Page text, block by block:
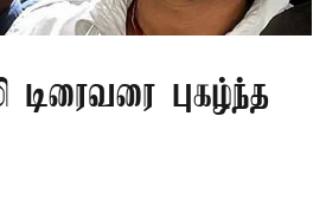
டிரைவரை புகழ்ந்த